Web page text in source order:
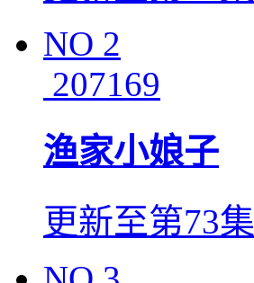
NO 2
207169
渔家小娘子
更新至第73集